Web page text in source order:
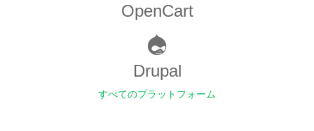
OpenCart
Drupal
すべてのプラットフォーム